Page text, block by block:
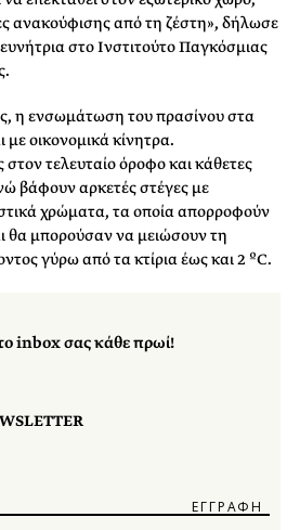
ανακούφισης από τη ζέστη», δήλωσε
στο Ινστιτούτο Παγκόσμιας
η ενσωμάτωση του πρασίνου στα
με οικονομικά κίνητρα.
τελευταίο όροφο και κάθετες
βάφουν αρκετές στέγες με
χρώματα, τα οποία απορροφούν
θα μπορούσαν να μειώσουν τη
γύρω από τα κτίρια έως και 2 ºC.
inbox σας κάθε πρωί!